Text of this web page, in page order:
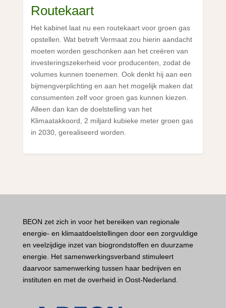
Routekaart
Het kabinet laat nu een routekaart voor groen gas
opstellen. Wat betreft Vermaat zou hierin aandacht
moeten worden geschonken aan het creëren van
investeringszekerheid voor producenten, zodat de
volumes kunnen toenemen. Ook denkt hij aan een
bijmengverplichting en aan het mogelijk maken dat
consumenten zelf voor groen gas kunnen kiezen.
Alleen dan kan de doelstelling van het
Klimaatakkoord, 2 miljard kubieke meter groen gas
in 2030, gerealiseerd worden.
BEON zet zich in voor het bereiken van regionale
energie- en klimaatdoelstellingen door een zorgvuldige
en veelzijdige inzet van biogrondstoffen en duurzame
energie. Het samenwerkingsverband stimuleert
daarvoor samenwerking tussen haar bedrijven en
instituten en met de overheid in Oost-Nederland.